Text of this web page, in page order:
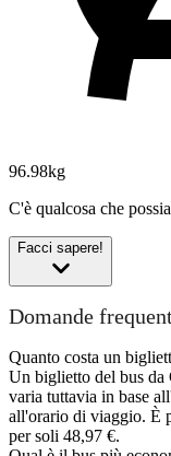
96.98kg
C'è qualcosa che
Facci sapere!
Domande
Quanto costa un
Un biglietto del bus da
varia tuttavia in base
all'orario di viaggio. È
per soli 48,97 €.